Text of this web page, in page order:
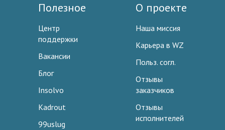
Полезное
Центр
поддержки
Вакансии
Блог
Insolvo
Kadrout
99uslug
О проекте
Наша миссия
Карьера в WZ
Польз. согл.
Отзывы
заказчиков
Отзывы
исполнителей